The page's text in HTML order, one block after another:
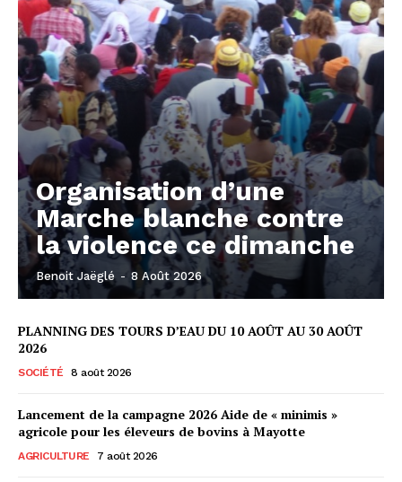
Organisation d’une
Marche blanche contre
la violence ce dimanche
Benoit Jaëglé - 8 Août 2026
PLANNING DES TOURS D’EAU DU 10 AOÛT AU 30 AOÛT
2026
SOCIÉTÉ 8 août 2026
Lancement de la campagne 2026 Aide de « minimis »
agricole pour les éleveurs de bovins à Mayotte
AGRICULTURE 7 août 2026